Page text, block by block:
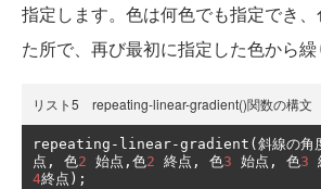
指定します。色は何色でも指定でき
た所で、再び最初に指定した色から繰
リスト5 repeating-linear-gradient()関数の構文
repeating - linear-gradient (斜線の角
点,
色2 始点,色2 終点, 色3 始点, 色3
4終点);